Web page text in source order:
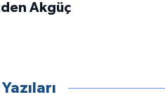
Akgüç